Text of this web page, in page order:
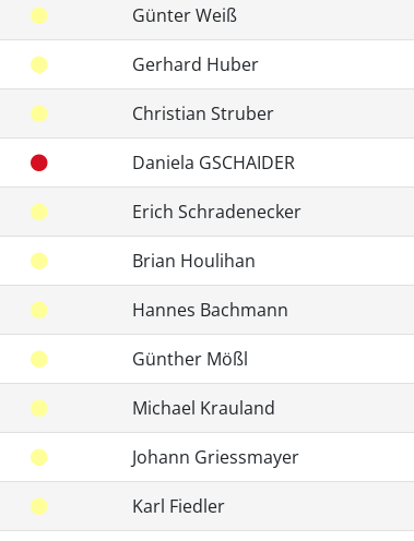
Günter Weiß
Gerhard Huber
Christian Struber
Daniela GSCHAIDER
Erich Schradenecker
Brian Houlihan
Hannes Bachmann
Günther Mößl
Michael Krauland
Johann Griessmayer
Karl Fiedler